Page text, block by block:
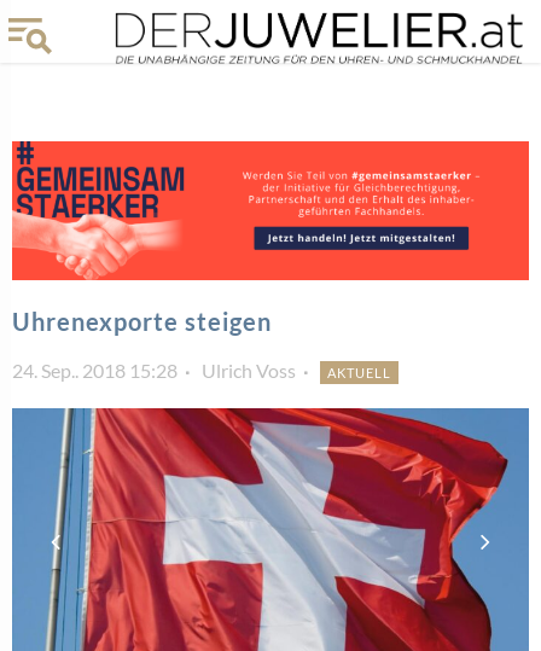
Uhrenexporte steigen
24. Sep.. 2018 15:28 Ulrich Voss AKTUELL